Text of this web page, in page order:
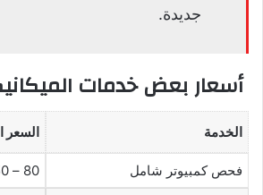
جديدة.
أسعار بعض خدمات
الخدمة السعر
فحص كمبيوتر شامل 80 – 150